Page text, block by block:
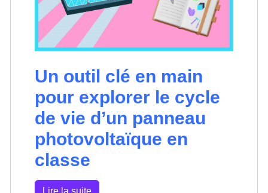
Un outil clé en main
pour explorer le cycle
de vie d’un panneau
photovoltaïque en
classe
Lire la suite